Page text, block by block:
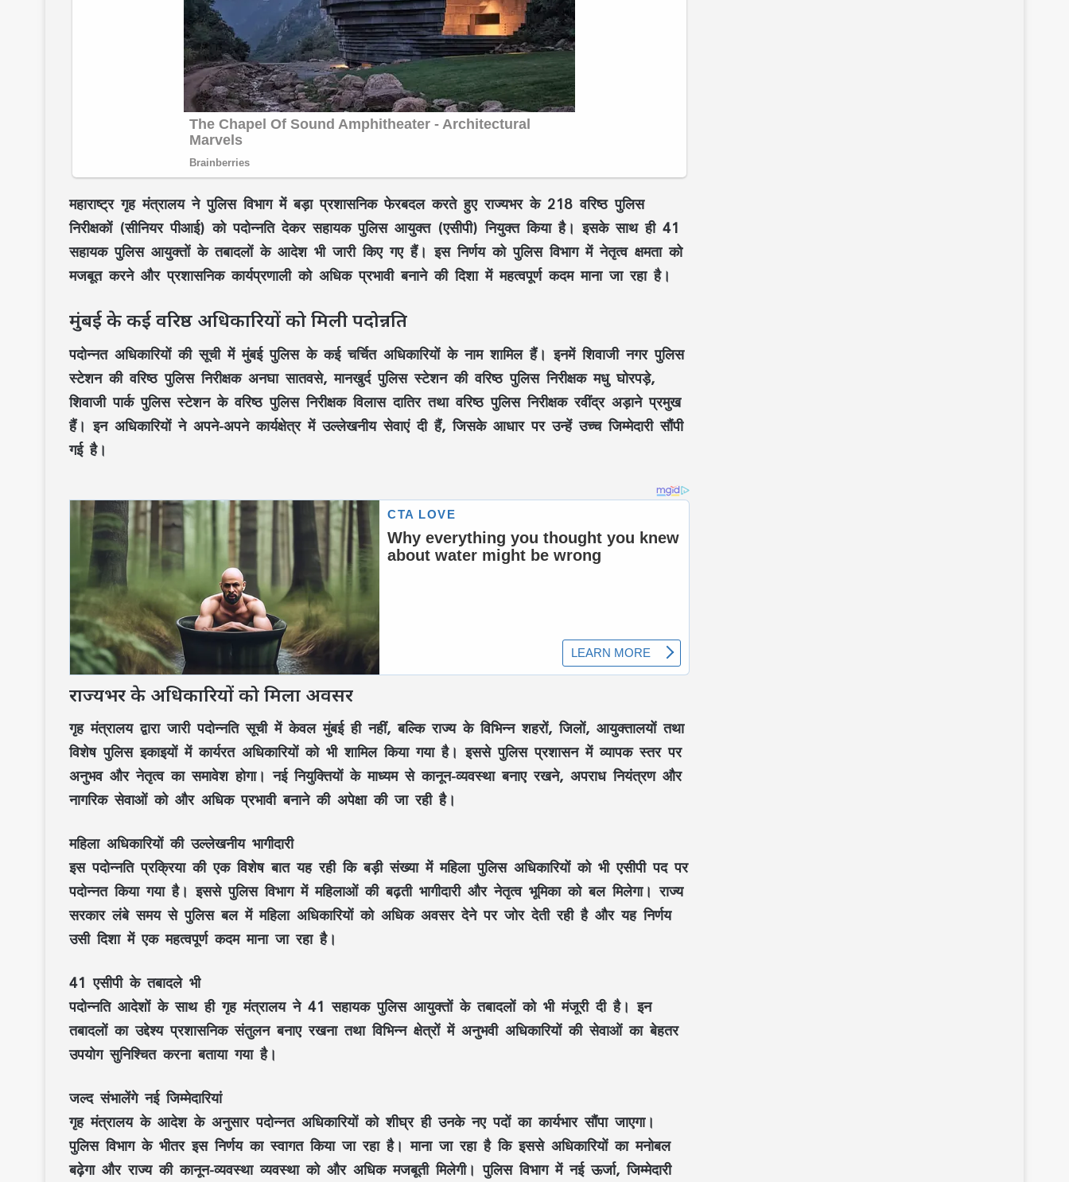
महाराष्ट्र गृह मंत्रालय ने पुलिस विभाग में बड़ा प्रशासनिक फेरबदल करते हुए राज्यभर के 218 वरिष्ठ पुलिस
निरीक्षकों (सीनियर पीआई) को पदोन्नति देकर सहायक पुलिस आयुक्त (एसीपी) नियुक्त किया है। इसके साथ ही 41
सहायक पुलिस आयुक्तों के तबादलों के आदेश भी जारी किए गए हैं। इस निर्णय को पुलिस विभाग में नेतृत्व क्षमता को
मजबूत करने और प्रशासनिक कार्यप्रणाली को अधिक प्रभावी बनाने की दिशा में महत्वपूर्ण कदम माना जा रहा है।
मुंबई के कई वरिष्ठ अधिकारियों को मिली पदोन्नति
पदोन्नत अधिकारियों की सूची में मुंबई पुलिस के कई चर्चित अधिकारियों के नाम शामिल हैं। इनमें शिवाजी नगर पुलिस
स्टेशन की वरिष्ठ पुलिस निरीक्षक अनघा सातवसे, मानखुर्द पुलिस स्टेशन की वरिष्ठ पुलिस निरीक्षक मधु घोरपड़े,
शिवाजी पार्क पुलिस स्टेशन के वरिष्ठ पुलिस निरीक्षक विलास दातिर तथा वरिष्ठ पुलिस निरीक्षक रवींद्र अड़ाने प्रमुख
हैं। इन अधिकारियों ने अपने-अपने कार्यक्षेत्र में उल्लेखनीय सेवाएं दी हैं, जिसके आधार पर उन्हें उच्च जिम्मेदारी सौंपी
गई है।
राज्यभर के अधिकारियों को मिला अवसर
गृह मंत्रालय द्वारा जारी पदोन्नति सूची में केवल मुंबई ही नहीं, बल्कि राज्य के विभिन्न शहरों, जिलों, आयुक्तालयों तथा
विशेष पुलिस इकाइयों में कार्यरत अधिकारियों को भी शामिल किया गया है। इससे पुलिस प्रशासन में व्यापक स्तर पर
अनुभव और नेतृत्व का समावेश होगा। नई नियुक्तियों के माध्यम से कानून-व्यवस्था बनाए रखने, अपराध नियंत्रण और
नागरिक सेवाओं को और अधिक प्रभावी बनाने की अपेक्षा की जा रही है।
महिला अधिकारियों की उल्लेखनीय भागीदारी
इस पदोन्नति प्रक्रिया की एक विशेष बात यह रही कि बड़ी संख्या में महिला पुलिस अधिकारियों को भी एसीपी पद पर
पदोन्नत किया गया है। इससे पुलिस विभाग में महिलाओं की बढ़ती भागीदारी और नेतृत्व भूमिका को बल मिलेगा। राज्य
सरकार लंबे समय से पुलिस बल में महिला अधिकारियों को अधिक अवसर देने पर जोर देती रही है और यह निर्णय
उसी दिशा में एक महत्वपूर्ण कदम माना जा रहा है।
41 एसीपी के तबादले भी
पदोन्नति आदेशों के साथ ही गृह मंत्रालय ने 41 सहायक पुलिस आयुक्तों के तबादलों को भी मंजूरी दी है। इन
तबादलों का उद्देश्य प्रशासनिक संतुलन बनाए रखना तथा विभिन्न क्षेत्रों में अनुभवी अधिकारियों की सेवाओं का बेहतर
उपयोग सुनिश्चित करना बताया गया है।
जल्द संभालेंगे नई जिम्मेदारियां
गृह मंत्रालय के आदेश के अनुसार पदोन्नत अधिकारियों को शीघ्र ही उनके नए पदों का कार्यभार सौंपा जाएगा।
पुलिस विभाग के भीतर इस निर्णय का स्वागत किया जा रहा है। माना जा रहा है कि इससे अधिकारियों का मनोबल
बढ़ेगा और राज्य की कानून-व्यवस्था व्यवस्था को और अधिक मजबूती मिलेगी। पुलिस विभाग में नई ऊर्जा, जिम्मेदारी
महतारी वंदन की 30वीं किस्त जारी : CM साय ने
67.20 लाख महिलाओं के खातों में ट्रांसफर किए
₹630.55 करोड़
पिता नहीं, मां फरार… सबसे छोटे बेटे आबान की
जिम्मेदारी आखिर किसने उठाई?